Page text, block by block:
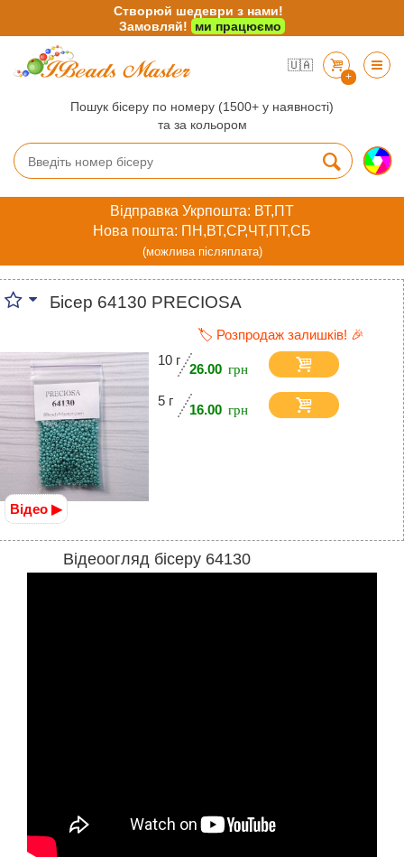
🇺🇦
+
Пошук бісеру по номеру (1500+ у наявності)
та за кольором
Відправка Укрпошта: ВТ,ПТ
Нова пошта: ПН,ВТ,СР,ЧТ,ПТ,СБ
(можлива післяплата)
Бісер 64130 PRECIOSA
Відео ▶
🏷️ Розпродаж залишків! 🎉
10 г
26.00
5 г
16.00
Відеоогляд бісеру 64130
Створюй шедеври з нами!
Замовляй!
ми працюємо